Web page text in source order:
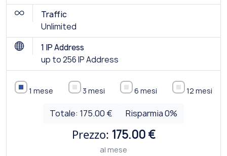
Traffic
Unlimited
1 IP Address
up to 256 IP Address
1 mese 3 mesi 6 mesi 12 mesi
Totale: 175.00 € Risparmia0%
Prezzo: 175.00 €
al mese